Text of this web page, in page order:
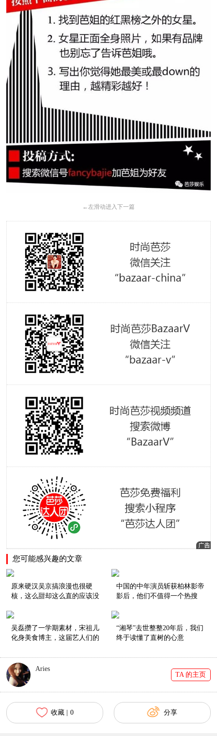
← 左滑动进入下一篇
您可能感兴趣的文章
原来硬汉吴京搞浪漫也很硬
核，这么甜却这么直的应该没
中国的中年演员斩获柏林影帝
影后，他们不值得一个热搜
吴磊攒了一学期素材，宋祖儿
化身美食博主，这届艺人们的
“湘琴”去世整整20年后，我们
终于读懂了直树的心意
Aries
TA 的主页
收藏 | 0 分享